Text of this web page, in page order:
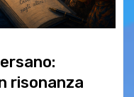
risonanza